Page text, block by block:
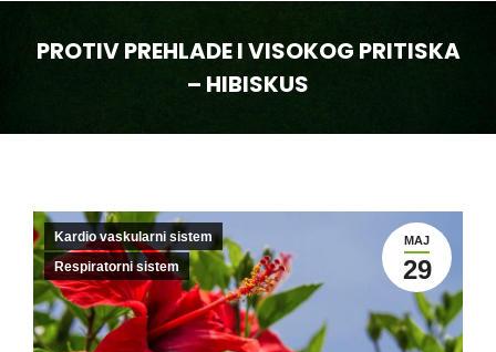
PROTIV PREHLADE I VISOKOG PRITISKA
– HIBISKUS
MAJ
29
Kardio vaskularni sistem
Respiratorni sistem